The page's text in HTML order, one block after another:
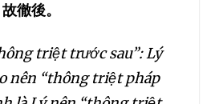
122 123
故徹後。
triệt trước sau”: Lý
nên “thông triệt pháp